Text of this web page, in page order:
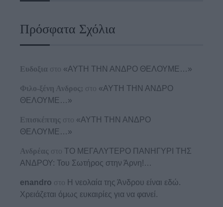
Πρόσφατα Σχόλια
Ευδοξια στο «ΑΥΤΗ ΤΗΝ ΑΝΔΡΟ ΘΕΛΟΥΜΕ…»
Φιλο-ξένη Ανδρος; στο «ΑΥΤΗ ΤΗΝ ΑΝΔΡΟ
ΘΕΛΟΥΜΕ…»
Επισκέπτης στο «ΑΥΤΗ ΤΗΝ ΑΝΔΡΟ
ΘΕΛΟΥΜΕ…»
Ανδρέας στο ΤΟ ΜΕΓΑΛΥΤΕΡΟ ΠΑΝΗΓΥΡΙ ΤΗΣ
ΑΝΔΡΟΥ: Του Σωτήρος στην Άρνη!…
enandro στο Η νεολαία της Άνδρου είναι εδώ.
Χρειάζεται όμως ευκαιρίες για να φανεί.